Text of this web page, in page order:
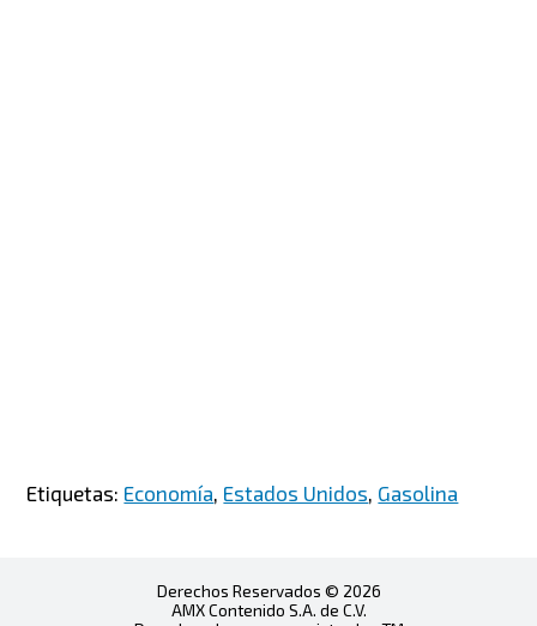
Etiquetas: Economía Estados Unidos Gasolina
Derechos Reservados © 2026
AMX Contenido S.A. de C.V.